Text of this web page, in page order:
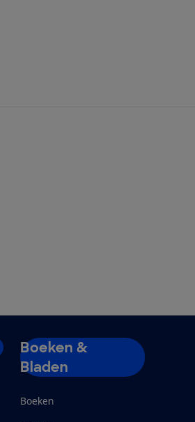
Boeken &
Bladen
Boeken